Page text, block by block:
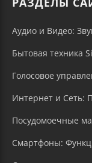
Аудио и Видео:
Бытовая техника
Голосовое
Интернет и Сеть:
Посудомоечные
Смартфоны: